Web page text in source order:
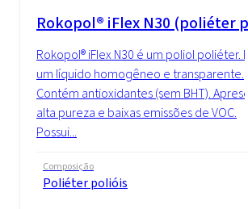
Rokopol® iFlex N30 (poliéter
Rokopol® iFlex N30 é um poliol poliéter. É
um líquido homogêneo e transparente.
Contém antioxidantes (sem BHT).
alta pureza e baixas emissões de VOC.
Possui...
Composição
Poliéter polióis